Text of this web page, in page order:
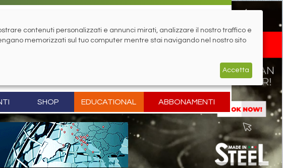
SHOP EDUCATIONAL ABBONAMENTI
contenuti personalizzati e annunci mirati, analizzare il nostro traffico e
memorizzati sul tuo computer mentre stai navigando nel nostro sito
Accetta